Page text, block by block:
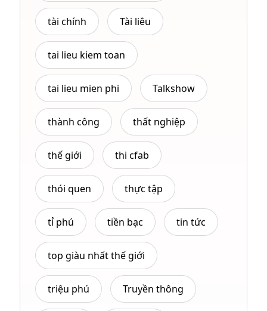
tài chính Tài liêu
tai lieu kiem toan
tai lieu mien phi Talkshow
thành công thất nghiệp
thế giới thi cfab
thói quen thực tập
tỉ phú tiền bạc tin tức
top giàu nhất thế giới
triệu phú Truyền thông